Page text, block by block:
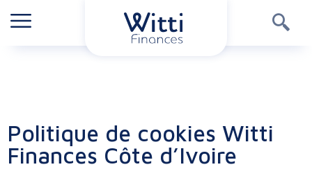
Politique de cookies Witti
Finances Côte d’Ivoire